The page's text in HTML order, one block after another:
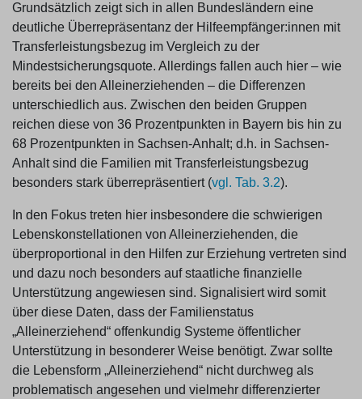
Grundsätzlich zeigt sich in allen Bundesländern eine
deutliche Überrepräsentanz der Hilfeempfänger:innen mit
Transferleistungsbezug im Vergleich zu der
Mindestsicherungsquote. Allerdings fallen auch hier – wie
bereits bei den Alleinerziehenden – die Differenzen
unterschiedlich aus. Zwischen den beiden Gruppen
reichen diese von 36 Prozentpunkten in Bayern bis hin zu
68 Prozentpunkten in Sachsen-Anhalt; d.h. in Sachsen-
Anhalt sind die Familien mit Transferleistungsbezug
besonders stark überrepräsentiert (vgl. Tab. 3.2).
In den Fokus treten hier insbesondere die schwierigen
Lebenskonstellationen von Alleinerziehenden, die
überproportional in den Hilfen zur Erziehung vertreten sind
und dazu noch besonders auf staatliche finanzielle
Unterstützung angewiesen sind. Signalisiert wird somit
über diese Daten, dass der Familienstatus
„Alleinerziehend“ offenkundig Systeme öffentlicher
Unterstützung in besonderer Weise benötigt. Zwar sollte
die Lebensform „Alleinerziehend“ nicht durchweg als
problematisch angesehen und vielmehr differenzierter